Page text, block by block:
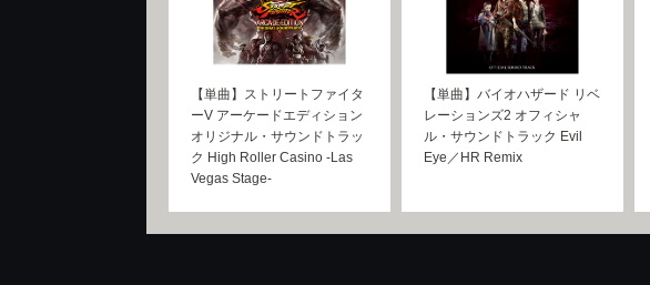
【単曲】ストリートファイタ
ーV アーケードエディション
オリジナル・サウンドトラッ
ク High Roller Casino -Las
Vegas Stage-
【単曲】バイオハザード リベ
レーションズ2 オフィシャ
ル・サウンドトラック Evil
Eye／HR Remix